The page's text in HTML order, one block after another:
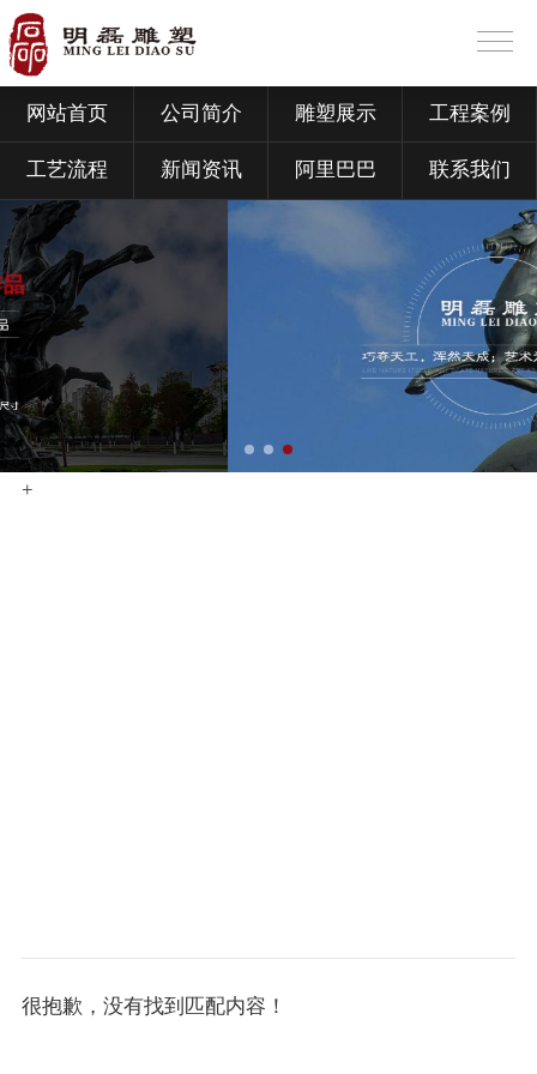
网站首页 公司简介 雕塑展示 工程案例
工艺流程 新闻资讯 阿里巴巴 联系我们
+
很抱歉，没有找到匹配内容！